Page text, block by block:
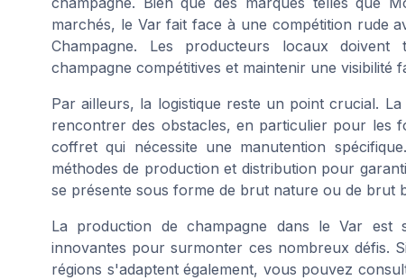
marchés, le Var fait face à une compétition rude
Champagne. Les producteurs locaux
champagne compétitives et maintenir une visibilité
Par ailleurs, la logistique reste un point crucial. La
rencontrer des obstacles, en particulier pour les
coffret qui nécessite une manutention
méthodes de production et distribution pour
se présente sous forme de brut nature ou de brut
La production de champagne dans le Var est
innovantes pour surmonter ces nombreux défis.
régions s'adaptent également, vous pouvez